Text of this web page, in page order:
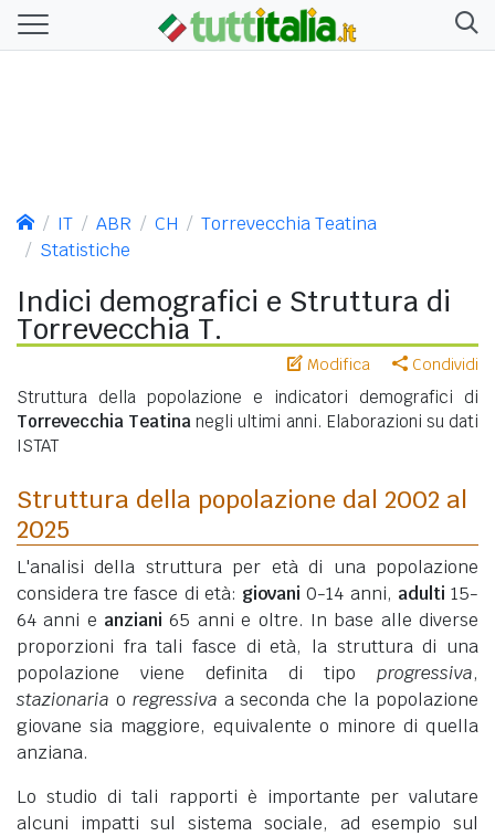
IT ABR CH
Torrevecchia Teatina
Statistiche
Indici demografici e Struttura di
Torrevecchia T.
Modifica Condividi
Struttura della popolazione e indicatori demografici di
Torrevecchia Teatina negli ultimi anni. Elaborazioni su dati
ISTAT
Struttura della popolazione dal 2002 al
2025
L'analisi della struttura per età di una popolazione
considera tre fasce di età: giovani 0-14 anni, adulti 15-
64 anni e anziani 65 anni e oltre. In base alle diverse
proporzioni fra tali fasce di età, la struttura di una
popolazione viene definita di tipo progressiva,
stazionaria o regressiva a seconda che la popolazione
giovane sia maggiore, equivalente o minore di quella
anziana.
Lo studio di tali rapporti è importante per valutare
alcuni impatti sul sistema sociale, ad esempio sul